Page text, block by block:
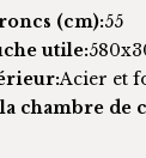
(cm):55
utile:
Acier et
chambre de